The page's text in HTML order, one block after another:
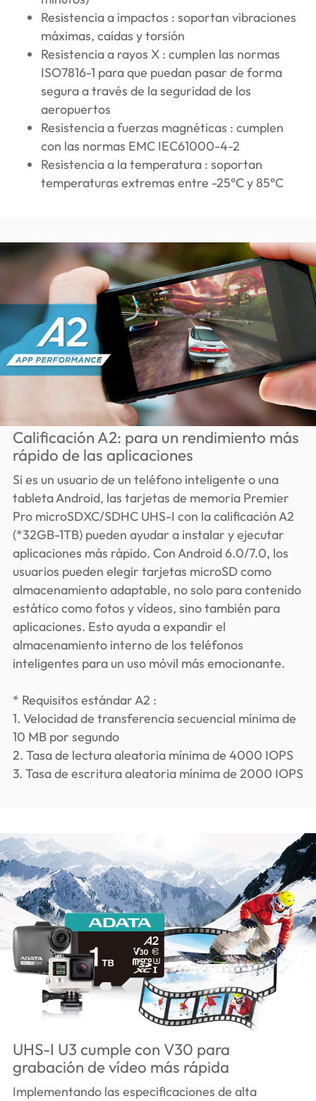
Resistencia a impactos : soportan vibraciones
máximas, caídas y torsión
Resistencia a rayos X : cumplen las normas
ISO7816-1 para que puedan pasar de forma
segura a través de la seguridad de los
aeropuertos
Resistencia a fuerzas magnéticas : cumplen
con las normas EMC IEC61000-4-2
Resistencia a la temperatura : soportan
temperaturas extremas entre -25°C y 85°C
Calificación A2: para un rendimiento más
rápido de las aplicaciones
Si es un usuario de un teléfono inteligente o una
tableta Android, las tarjetas de memoria Premier
Pro microSDXC/SDHC UHS-I con la calificación A2
(*32GB-1TB) pueden ayudar a instalar y ejecutar
aplicaciones más rápido. Con Android 6.0/7.0, los
usuarios pueden elegir tarjetas microSD como
almacenamiento adaptable, no solo para contenido
estático como fotos y vídeos, sino también para
aplicaciones. Esto ayuda a expandir el
almacenamiento interno de los teléfonos
inteligentes para un uso móvil más emocionante.
* Requisitos estándar A2 :
1. Velocidad de transferencia secuencial mínima de
10 MB por segundo
2. Tasa de lectura aleatoria mínima de 4000 IOPS
3. Tasa de escritura aleatoria mínima de 2000 IOPS
UHS-I U3 cumple con V30 para
grabación de vídeo más rápida
Implementando las especificaciones de alta